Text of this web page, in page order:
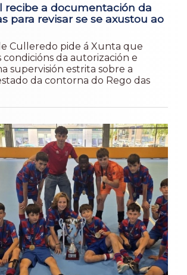
recibe a documentación da
para revisar se se axustou ao
Culleredo pide á Xunta que
condicións da autorización e
supervisión estrita sobre a
da contorna do Rego das